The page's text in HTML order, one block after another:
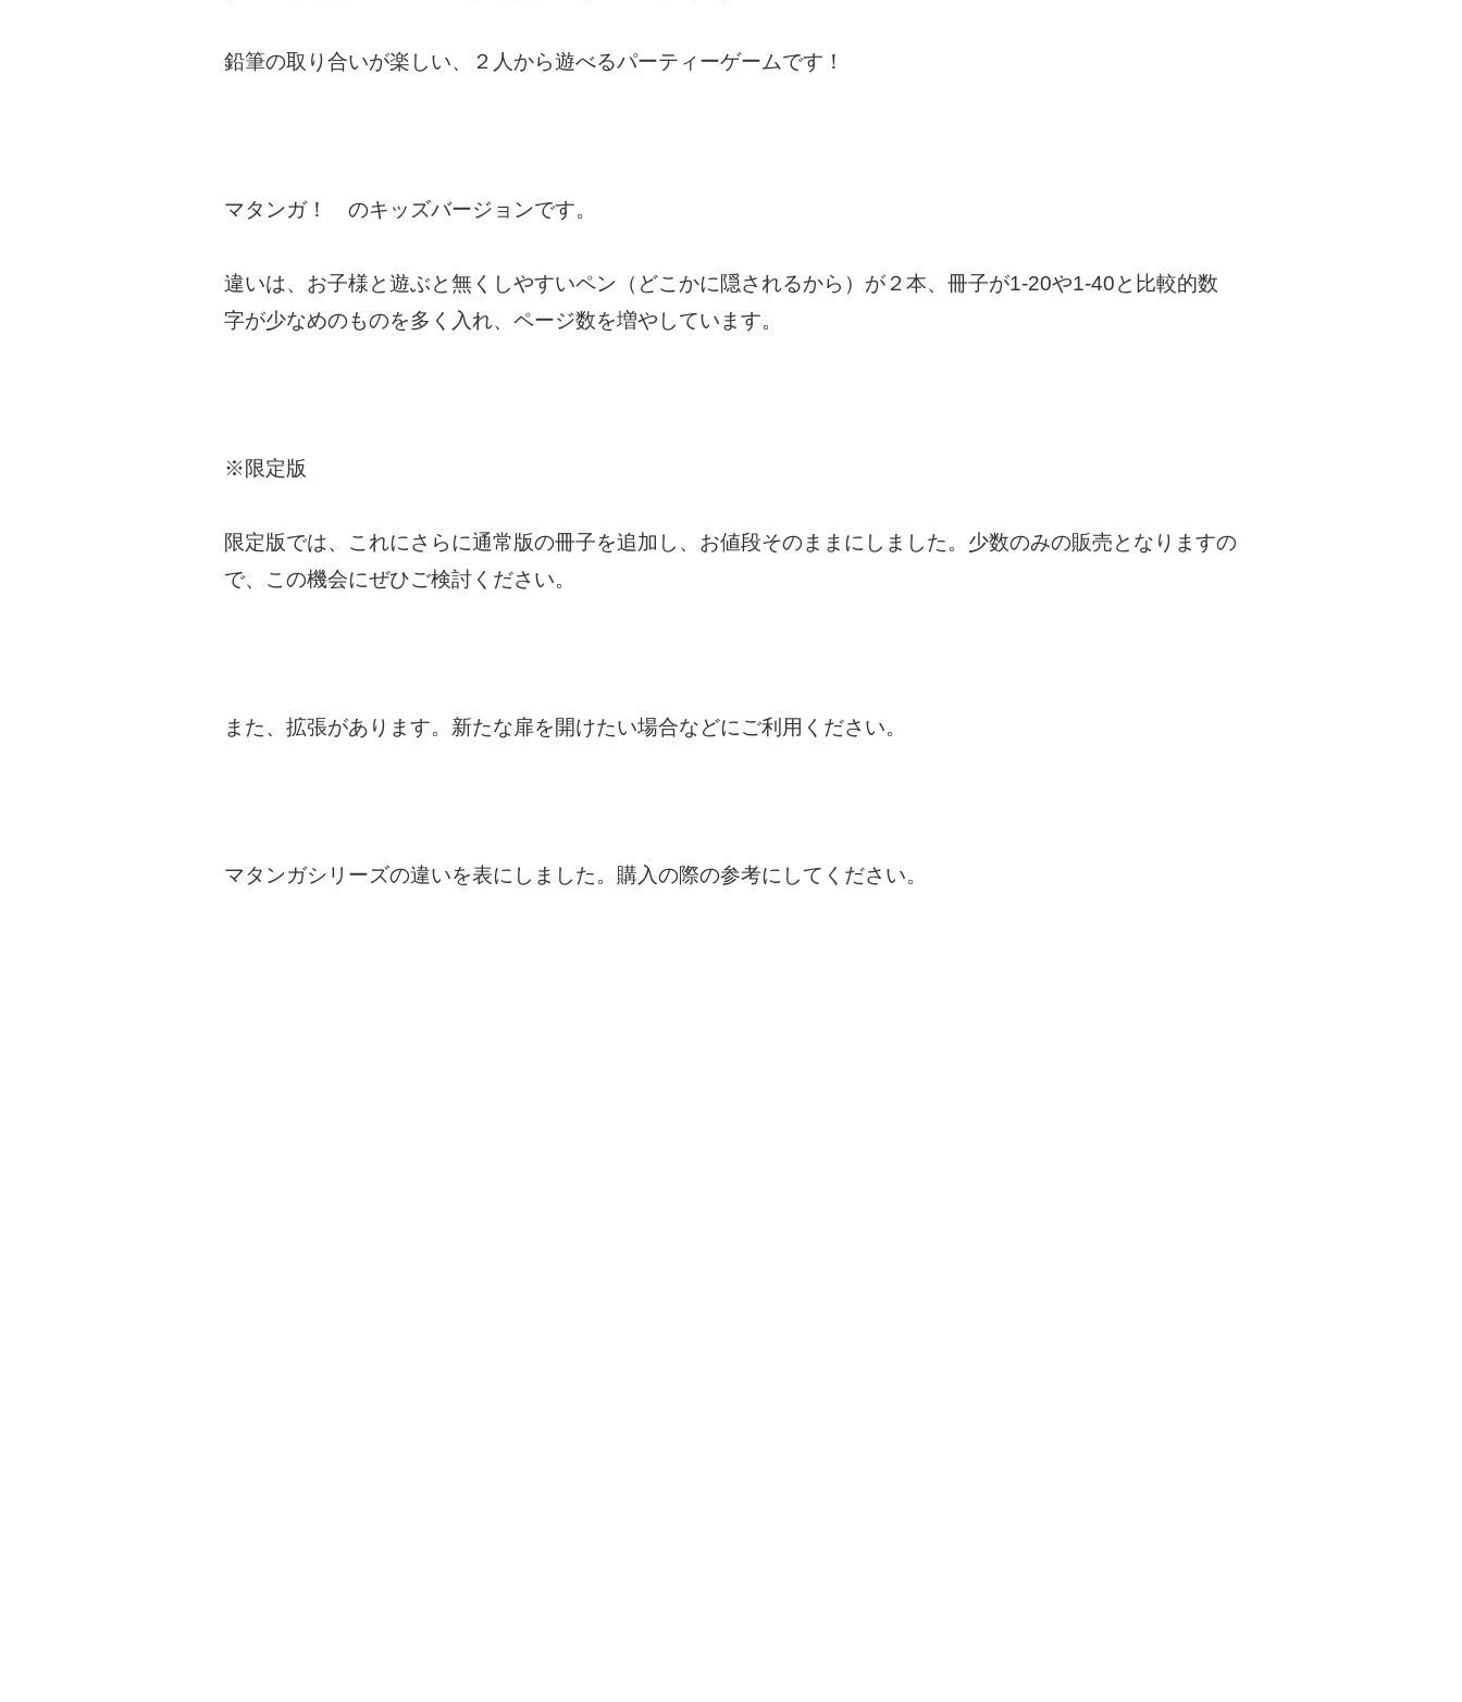
鉛筆の取り合いが楽しい、２人から遊べるパーティーゲームです！
マタンガ！ のキッズバージョンです。
違いは、お子様と遊ぶと無くしやすいペン（どこかに隠されるから）が２本、冊子が1-20や1-40と比較的数
字が少なめのものを多く入れ、ページ数を増やしています。
※限定版
限定版では、これにさらに通常版の冊子を追加し、お値段そのままにしました。少数のみの販売となりますの
で、この機会にぜひご検討ください。
また、拡張があります。新たな扉を開けたい場合などにご利用ください。
マタンガシリーズの違いを表にしました。購入の際の参考にしてください。